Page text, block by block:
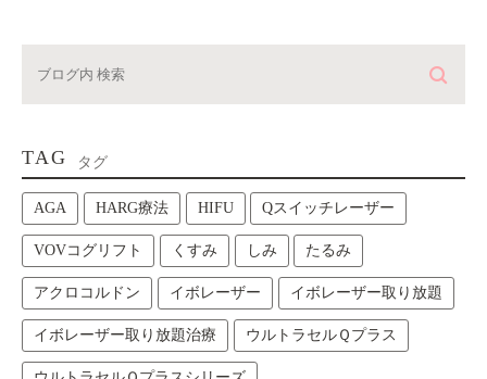
TAG タグ
AGA HARG療法 HIFU Qスイッチレーザー
VOVコグリフト くすみ しみ たるみ
アクロコルドン イボレーザー イボレーザー取り放題
イボレーザー取り放題治療 ウルトラセルＱプラス